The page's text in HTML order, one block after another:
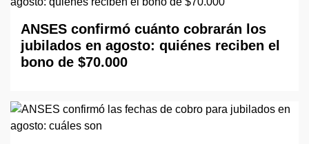
ANSES confirmó cuánto cobrarán los
jubilados en agosto: quiénes reciben el
bono de $70.000